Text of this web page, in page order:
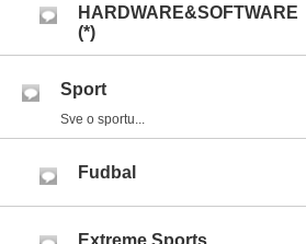
HARDWARE&SOFTWARE
(*)
Sport
Sve o sportu...
Fudbal